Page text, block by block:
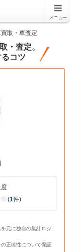
メニュー
取・車査定
・査定。
コツ
(1件)
元に独自の集計ロジ
正確性について保証